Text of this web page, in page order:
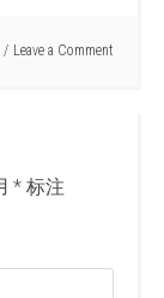
Leave a Comment
* 标注